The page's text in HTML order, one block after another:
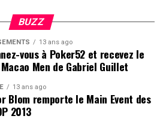
BUZZ
13 ans ago
vous à Poker52 et recevez le
Men de Gabriel Guillet
13 ans ago
Blom remporte le Main Event des
2013